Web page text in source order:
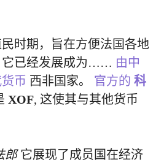
时期，旨在方便法国各地
它已经发展成为…… 由中
币 西非国家。 官方的 科
XOF, 这使其与其他货币
郎它展现了成员国在经济